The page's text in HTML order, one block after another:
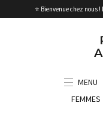
⭐ Bienvenue chez nous
MENU
FEMMES